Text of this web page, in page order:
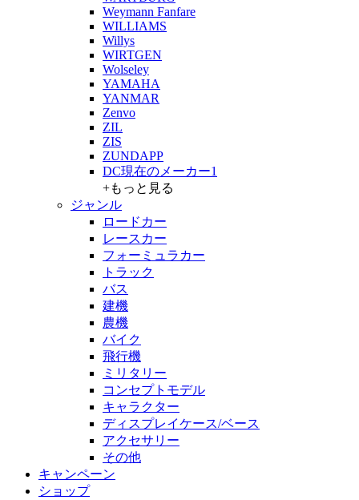
Weymann Fanfare
WILLIAMS
Willys
WIRTGEN
Wolseley
YAMAHA
YANMAR
Zenvo
ZIL
ZIS
ZUNDAPP
DC現在のメーカー1
+もっと見る
ジャンル
ロードカー
レースカー
フォーミュラカー
トラック
バス
建機
農機
バイク
飛行機
ミリタリー
コンセプトモデル
キャラクター
ディスプレイケース/ベース
アクセサリー
その他
キャンペーン
ショップ